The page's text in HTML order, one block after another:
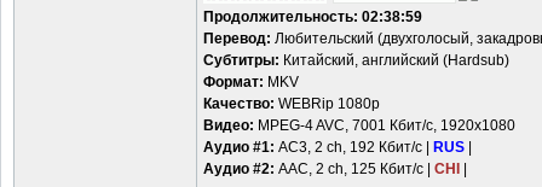
Продолжительность: 02:38:59
Перевод: Любительский (двухголосый,
Субтитры: Китайский, английский (Hardsub)
Формат: MKV
Качество: WEBRip 1080p
Видео: MPEG-4 AVC, 7001 Кбит/с, 1920x1080
Аудио #1: AC3, 2 ch, 192 Кбит/с | RUS
Аудио #2: AAC, 2 ch, 125 Кбит/с | CHI